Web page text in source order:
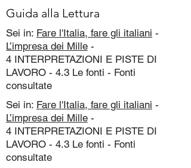
Guida alla Lettura
Sei in: Fare l'Italia, fare gli italiani -
L’impresa dei Mille -
4 INTERPRETAZIONI E PISTE DI
LAVORO - 4.3 Le fonti - Fonti
consultate
Sei in: Fare l'Italia, fare gli italiani -
L’impresa dei Mille -
4 INTERPRETAZIONI E PISTE DI
LAVORO - 4.3 Le fonti - Fonti
consultate